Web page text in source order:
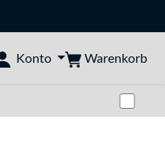
Konto Warenkorb